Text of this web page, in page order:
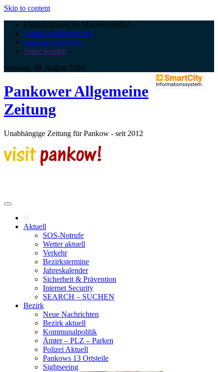
Skip to content
Einfach.SmartCity.Machen:Berlin! -
Artikel veröffentlichen |
Anzeige aufgeben |
Autor werden
Samstag, 08. August 2026
Pankower Allgemeine
Zeitung
Unabhängige Zeitung für Pankow - seit 2012
Aktuell
SOS-Notrufe
Wetter aktuell
Verkehr
Bezirkstermine
Jahreskalender
Sicherheit & Prävention
Internet Security
SEARCH – SUCHEN
Bezirk
Neue Nachrichten
Bezirk aktuell
Kommunalpolitik
Ämter – PLZ – Parken
Polizei Aktuell
Pankows 13 Ortsteile
Sightseeing